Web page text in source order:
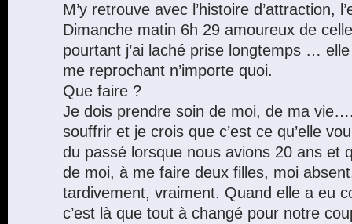
M’y retrouve avec l’histoire d’attraction,
Dimanche matin 6h 29 amoureux de
pourtant j’ai laché prise longtemps …
me reprochant n’importe quoi.
Que faire ?
Je dois prendre soin de moi, de ma
souffrir et je crois que c’est ce qu’elle
du passé lorsque nous avions 20 ans et
de moi, à me faire deux filles, moi
tardivement, vraiment. Quand elle a eu
c’est là que tout à changé pour notre